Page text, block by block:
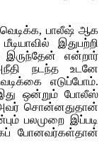
வெடிக்க, பாலீஷ் ஆக
இதுபற்றி
என்றார்
நடந்த உடனே
எடுப்போம்.
ஒன்றும் போலீஸ்
சொன்னதுதான்
பலமுறை இப்படி
போனவர்கள்தான்